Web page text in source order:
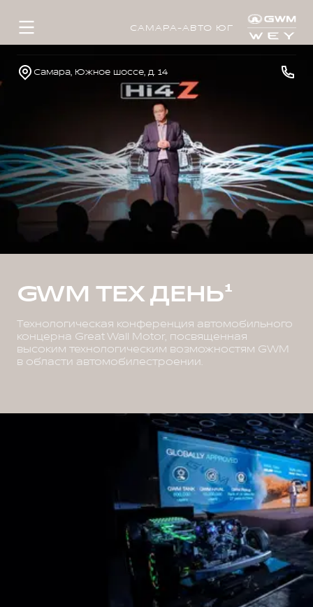
САМАРА-АВТО ЮГ
Самара, Южное шоссе, д. 14
GWM ТЕХ ДЕНЬ¹
Технологическая конференция автомобильного
концерна Great Wall Motor, посвященная
высоким технологическим возможностям GWM
в области автомобилестроении.